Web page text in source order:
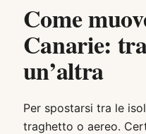
Come
Canarie:
un’altra
Per spostarsi tra le
traghetto o aereo.